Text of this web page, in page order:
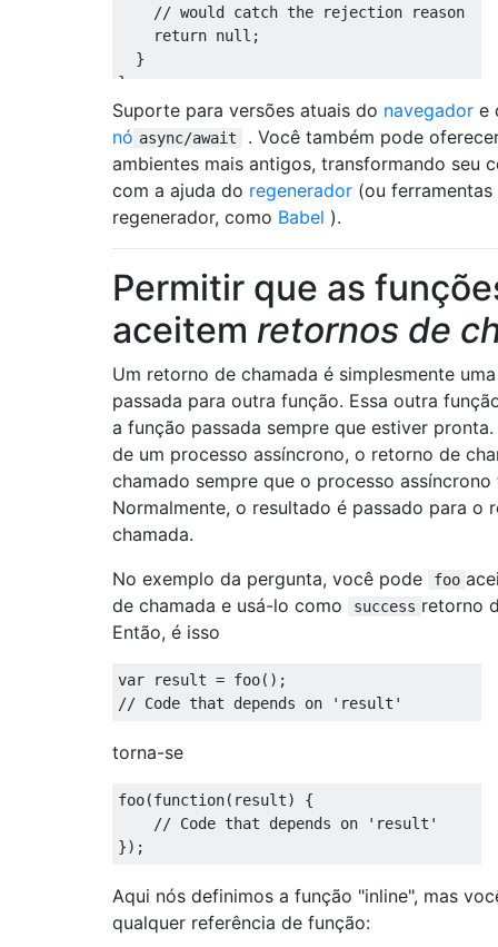
// would catch the rejection reason
return null ;
}
}
// Start an IIFE to use `await` at the
async function
let books = await getAllBooks();
  console
.log( books);
})();
Suporte para versões atuais do navegador e
nó async/await
. Você também pode
ambientes mais antigos, transformando seu
com a ajuda do regenerador (ou
regenerador, como Babel ).
Permitir que as
aceitem retornos de
Um retorno de chamada é simplesmente
passada para outra função. Essa outra
a função passada sempre que estiver
de um processo assíncrono, o retorno de
chamado sempre que o processo
Normalmente, o resultado é passado para o
chamada.
No exemplo da pergunta, você pode
foo
de chamada e usá-lo como
success retorno
Então, é isso
var result = foo();
// Code that depends on 'result'
torna-se
foo(function( result)
{
// Code that depends on 'result'
});
Aqui nós definimos a função "inline", mas
qualquer referência de função: